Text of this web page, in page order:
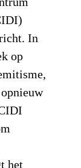
In
op
het